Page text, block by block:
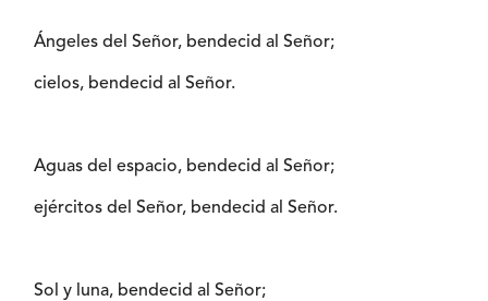
Ángeles del Señor, bendecid al Señor;
cielos, bendecid al Señor.
Aguas del espacio, bendecid al Señor;
ejércitos del Señor, bendecid al Señor.
Sol y luna, bendecid al Señor;